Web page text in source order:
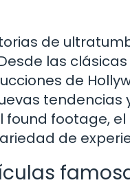
de
las
de
tendencias
footage,
de